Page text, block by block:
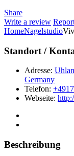
Share
Write a review
HomeNagelstudio
Standort /
Adresse:
Germany
Telefon:
Webseite:
Beschreibung